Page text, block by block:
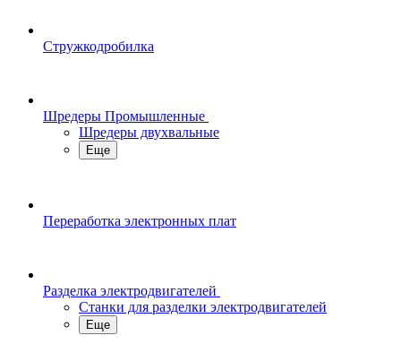
Стружкодробилка
Шредеры Промышленные
Шредеры двухвальные
Еще
Переработка электронных плат
Разделка электродвигателей
Станки для разделки электродвигателей
Еще